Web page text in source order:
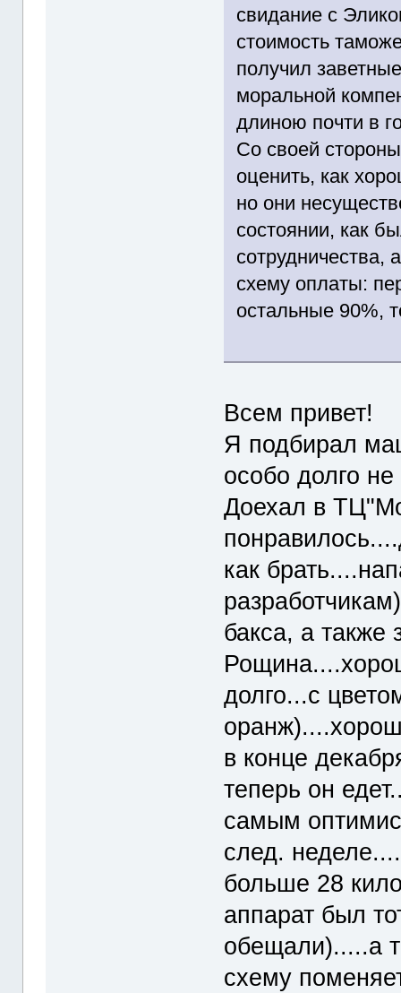
свидание с
стоимость
получил
моральной
длиною почти в
Со своей
оценить, как
но они
состоянии, как
схему оплаты:
остальные 90%,
Всем привет!
Я подбирал
особо долго
Доехал в
как
бакса, а также
долго...с
в конце
теперь он
самым
след.
больше 28
аппарат был
обещали).....а
схему